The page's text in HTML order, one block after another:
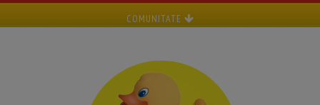
COMUNITATE